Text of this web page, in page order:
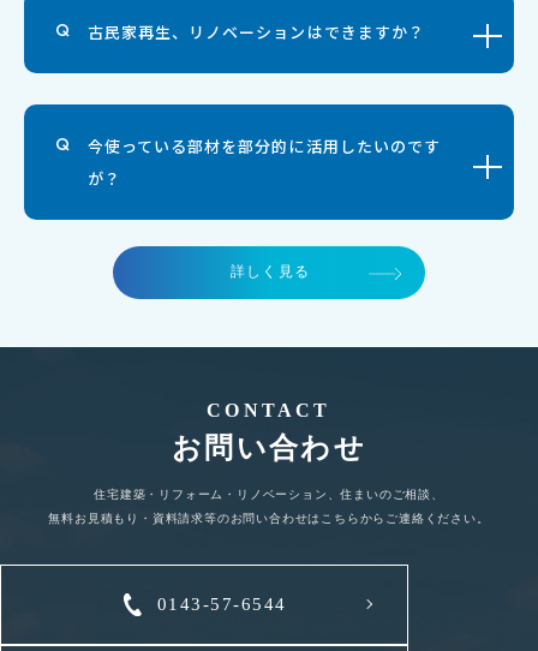
古民家再生、リノベーションはできますか？
今使っている部材を部分的に活用したいのです
が？
詳しく見る
CONTACT
お問い合わせ
住宅建築・リフォーム・リノベーション、住まいのご相談、
無料お見積もり・資料請求等のお問い合わせはこちらからご連絡ください。
0143-57-6544